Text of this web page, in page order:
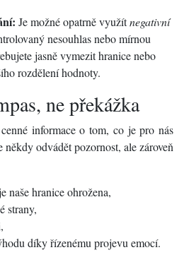
Je možné opatrně využítnegativní
nesouhlas nebo mírnou
jasně vymezit hranice nebo
rozdělení hodnoty.
ne překážka
informace o tom, co je pro nás
odvádět pozornost, ale zároveň
naše hranice ohrožena,
strany,
díky řízenému projevu emocí.